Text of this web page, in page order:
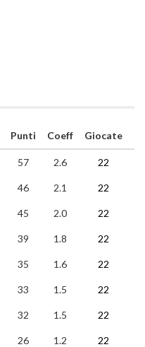
Punti Coeff Giocate
57 2.6 22
46 2.1 22
45 2.0 22
39 1.8 22
35 1.6 22
33 1.5 22
32 1.5 22
26 1.2 22